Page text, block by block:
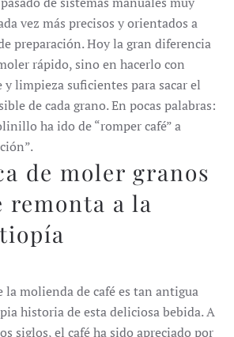
vez más precisos y orientados a
preparación. Hoy la gran diferencia
rápido, sino en hacerlo con
limpieza suficientes para sacar el
de cada grano. En pocas palabras:
ha ido de “romper café” a
de moler granos
remonta a la
la molienda de café es tan antigua
historia de esta deliciosa bebida. A
siglos, el café ha sido apreciado por